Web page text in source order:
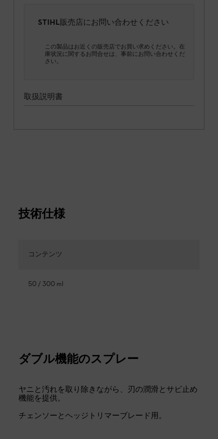
STIHL販売店にお問い合わせください
この製品はお近くの販売店でお買い求めください。在
庫状況に関するお問合せは、事前にお問い合わせくだ
さい。
取扱説明書
技術仕様
コンテンツ
50 / 300 ml
ダブル機能のスプレー
ヤニと汚れを取り除きながら、刃の潤滑とサビ止め
機能を提供。
チェンソーとヘッジトリマーブレード用。